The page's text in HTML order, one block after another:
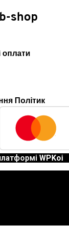
shop
Політик
WPKoi